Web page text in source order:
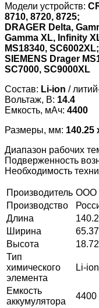
Модели устройств:
8710, 8720, 8725;
DRAGER Delta,
Gamma XL, Infinity
MS18340, SC6002XL;
SIEMENS Drager
SC7000, SC9000XL
Состав: Li-ion /
Вольтаж, В: 14.4
Емкость, мАч: 4400
Размеры, мм: 140.25
Диапазон рабочих
Подверженность
Необходимость
Производитель ООО
Производство
Длина
Ширина
Высота
Тип
химического
элемента
Li-ion
Емкость
аккумулятора